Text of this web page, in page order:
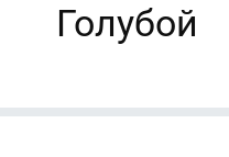
Голубой